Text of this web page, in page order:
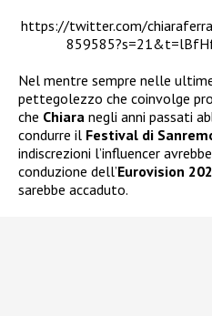
https://twitter.com/
Nel mentre sempre nelle
pettegolezzo che coinvolge
che Chiara negli anni passati
condurre il Festival di
indiscrezioni l’influencer
conduzione dell’Eurovision
sarebbe accaduto.